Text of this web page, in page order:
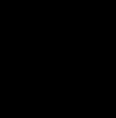
Central
mit dem
offene
Historiker Dr.